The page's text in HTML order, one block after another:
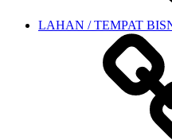
LAHAN / TEMPAT